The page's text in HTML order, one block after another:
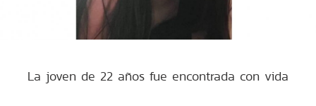
La joven de 22 años fue encontrada con vida